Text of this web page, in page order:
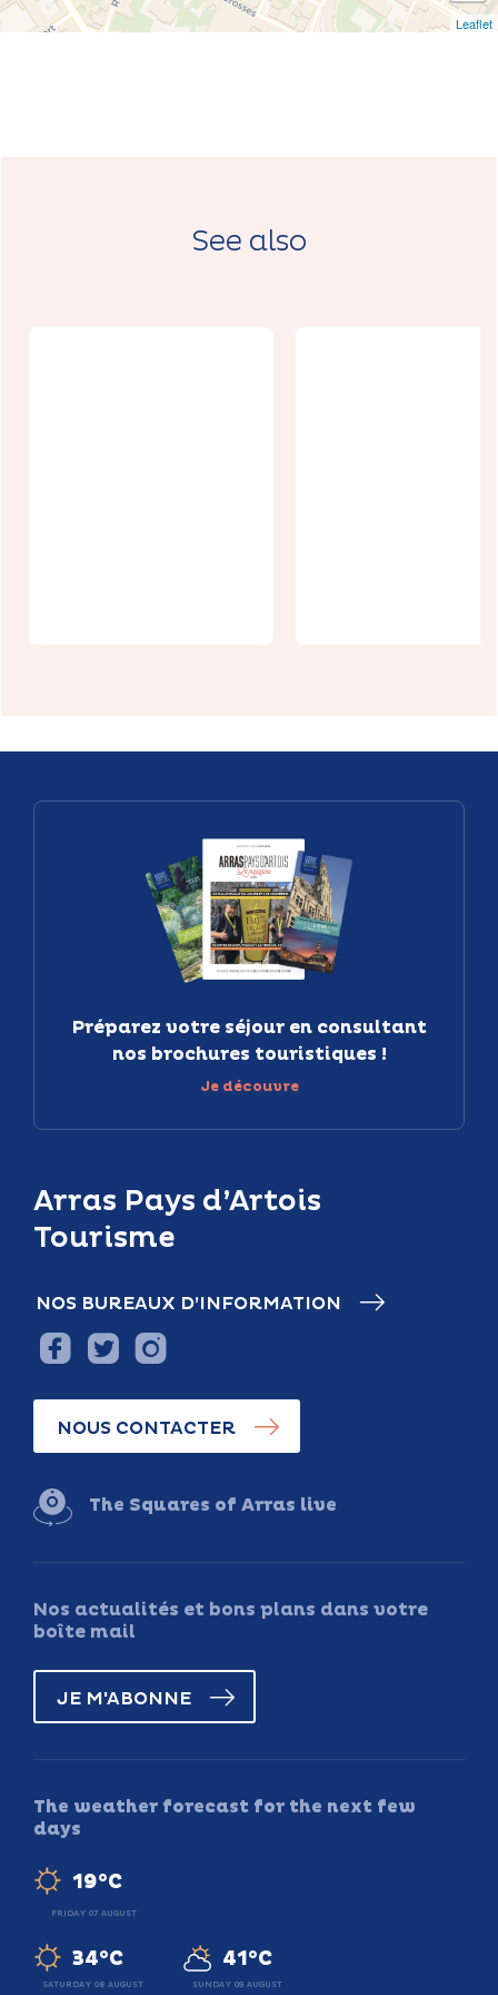
Leaflet
See also
Arras Pays d’Artois
Tourisme
NOS BUREAUX D’INFORMATION
NOUS CONTACTER
The Squares of Arras live
Nos actualités et bons plans dans votre
boîte mail
JE M'ABONNE
The weather forecast for the next few
days
19°C
FRIDAY 07 AUGUST
34°C
SATURDAY 08 AUGUST
41°C
SUNDAY 09 AUGUST
Préparez votre séjour en consultant
nos brochures touristiques !
Je découvre